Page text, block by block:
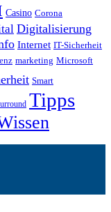
Casino Corona
Digitalisierung
Internet IT-Sicherheit
marketing Microsoft
Smart
Tipps